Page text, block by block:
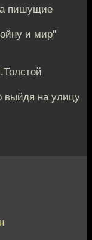
пишущие
и мир"
выйдя на улицу